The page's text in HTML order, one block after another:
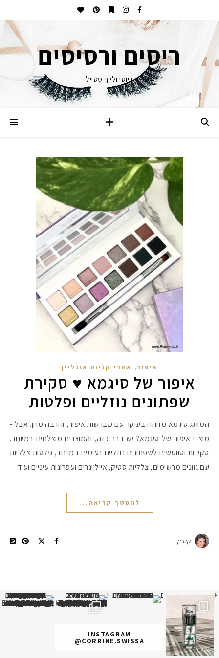
ריסים ורסיסים
ביוטי ולייף סטייל
איפור, אתרי קניות אונליין
איפור של סיגמא ♥ סקירת
שפתונים נוזליים ופלטות
המותג סיגמא מזוהה בעיקר עם מברשות איפור, והרבה מהן. אבל -
מוצרי איפור של סיגמא? יש דבר כזה, והמוצרים מוצלחים במיוחד.
סקירות וסווטשים לשפתונים נוזליים נעימים במיוחד, פלטות צלליות
עם גוונים מרשימים, צלליות סטיק, אייליינרים ועפרונות עיניים ועוד
להמשך קריאה...
קורין
INSTAGRAM
@CORRINE.SWISSA
תמונה כבר חודשיים
איזו אהבתם יותר? הראשונה או